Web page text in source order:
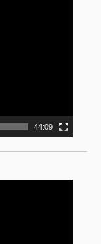
44:09